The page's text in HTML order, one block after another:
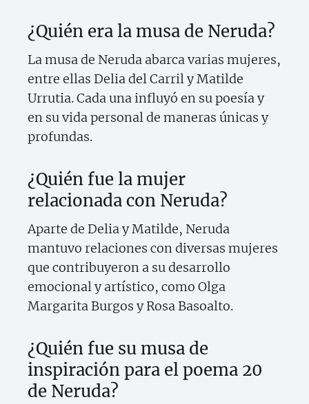
¿Quién era la musa de Neruda?
La musa de Neruda abarca varias mujeres,
entre ellas Delia del Carril y Matilde
Urrutia. Cada una influyó en su poesía y
en su vida personal de maneras únicas y
profundas.
¿Quién fue la mujer
relacionada con Neruda?
Aparte de Delia y Matilde, Neruda
mantuvo relaciones con diversas mujeres
que contribuyeron a su desarrollo
emocional y artístico, como Olga
Margarita Burgos y Rosa Basoalto.
¿Quién fue su musa de
inspiración para el poema 20
de Neruda?